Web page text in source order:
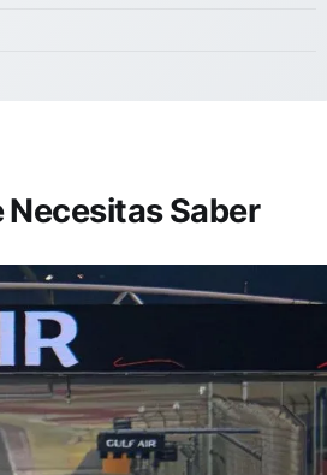
Necesitas Saber